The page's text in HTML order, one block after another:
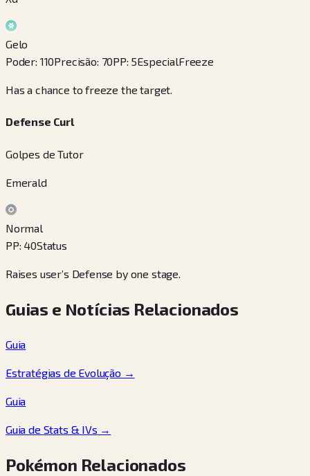
Gelo
Poder: 110Precisão: 70PP: 5EspecialFreeze
Has a chance to freeze the target.
Defense Curl
Golpes de Tutor
Emerald
Normal
PP: 40Status
Raises user’s Defense by one stage.
Guias e Notícias Relacionados
Guia
Estratégias de Evolução →
Guia
Guia de Stats & IVs →
Pokémon Relacionados